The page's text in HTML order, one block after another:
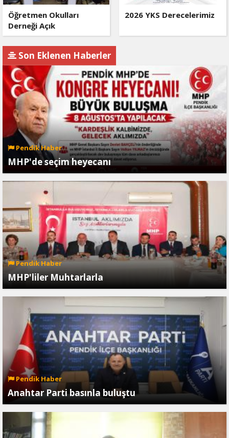
Öğretmen Okulları
Derneği Açık
2026 YKS Derecelerimiz
Son Eklenen Haberler
Pendik Haber
MHP'de seçim heyecanı
Pendik Haber
MHP'liler Muhtarlarla
Pendik Haber
Anahtar Parti basınla buluştu